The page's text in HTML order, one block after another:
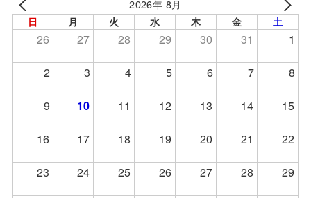
2026年 8月
日 月 火 水 木 金 土
26 27 28 29 30 31 1
2 3 4 5 6 7 8
9 10 11 12 13 14 15
16 17 18 19 20 21 22
23 24 25 26 27 28 29